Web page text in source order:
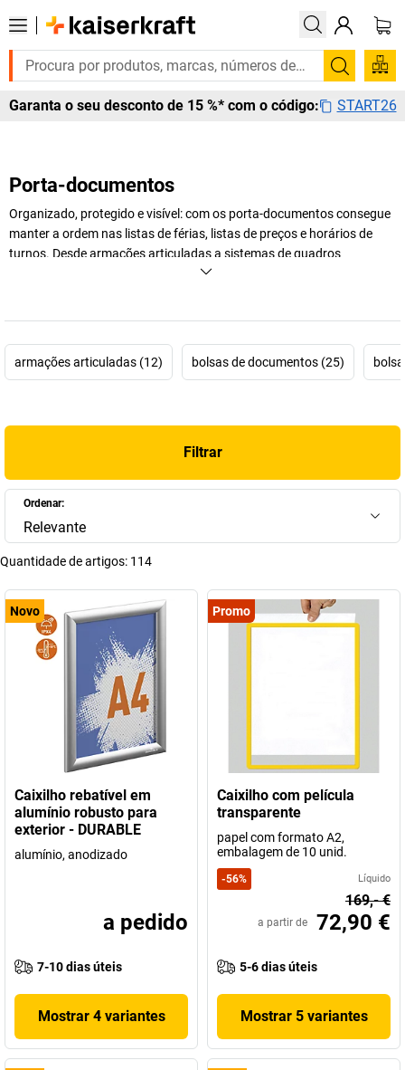
Garanta o seu desconto de 15 %* com o código: START26
Porta-documentos
Organizado, protegido e visível: com os porta-documentos consegue
manter a ordem nas listas de férias, listas de preços e horários de
turnos. Desde armações articuladas a sistemas de quadros
transparentes – descubra a gama de porta-documentos práticos na
armações articuladas (12) bolsas de documentos (25)
Filtrar
Ordenar:
Relevante
Quantidade de artigos: 114
Novo
Caixilho rebatível em
alumínio robusto para
exterior - DURABLE
alumínio, anodizado
a pedido
7-10 dias úteis
Mostrar 4 variantes
Promo
Caixilho com película
transparente
papel com formato A2,
embalagem de 10 unid.
-56% Líquido
169,- €
a partir de 72,90 €
5-6 dias úteis
Mostrar 5 variantes